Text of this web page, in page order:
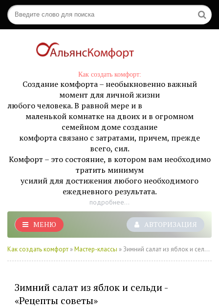
Как создать комфорт:
Создание комфорта – необыкновенно важный
момент для личной жизни
любого человека. В равной мере и в
маленькой комнатке на двоих и в огромном
семейном доме создание
комфорта связано с затратами, причем, прежде
всего, сил.
Комфорт – это состояние, в котором вам необходимо
тратить минимум
усилий для достижения любого необходимого
ежедневного результата.
подробнее...
АВТОРИЗАЦИЯ
МЕНЮ
Как создать комфорт »Мастер-классы » Зимний салат из яблок и сельди - «Рецепты советы»
Зимний салат из яблок и сельди -
«Рецепты советы»